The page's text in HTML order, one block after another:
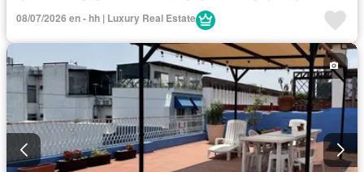
Seguridad
08/07/2026 en - hh | Luxury Real Estate